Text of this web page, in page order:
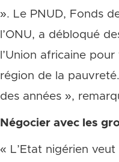
». Le PNUD, Fonds
l’ONU, a débloqué
l’Union africaine
région de la
des années »,
Négocier avec les
« L’Etat nigérien